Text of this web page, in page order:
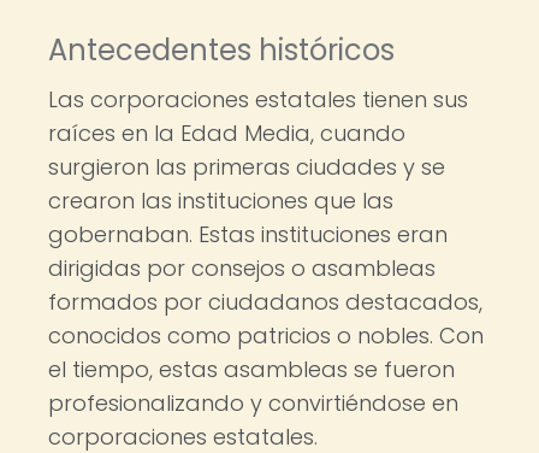
Antecedentes históricos
Las corporaciones estatales tienen sus
raíces en la Edad Media, cuando
surgieron las primeras ciudades y se
crearon las instituciones que las
gobernaban. Estas instituciones eran
dirigidas por consejos o asambleas
formados por ciudadanos destacados,
conocidos como patricios o nobles. Con
el tiempo, estas asambleas se fueron
profesionalizando y convirtiéndose en
corporaciones estatales.